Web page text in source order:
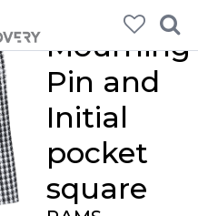
Mourning
Pin and
Initial
pocket
square